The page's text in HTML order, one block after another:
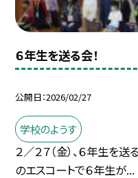
６年生を送る会！
公開日 2026/02/27
学校のようす
２／２７（金）、６年生を
のエスコートで６年生が...